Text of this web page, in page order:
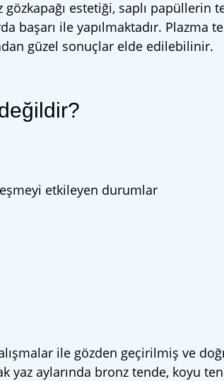
estetiği, saplı papüllerin
başarı ile yapılmaktadır. Plazma
güzel sonuçlar elde edilebilinir.
etkileyen durumlar
ile gözden geçirilmiş ve
yaz aylarında bronz tende, koyu